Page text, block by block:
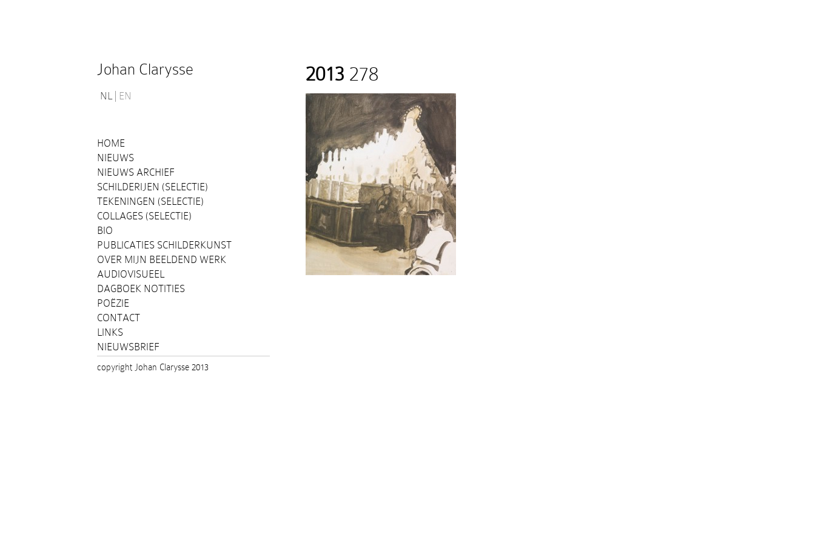
Johan Clarysse
NL EN
HOME
NIEUWS
NIEUWS ARCHIEF
SCHILDERIJEN (SELECTIE)
TEKENINGEN (SELECTIE)
COLLAGES (SELECTIE)
BIO
PUBLICATIES SCHILDERKUNST
OVER MIJN BEELDEND WERK
AUDIOVISUEEL
DAGBOEK NOTITIES
POËZIE
CONTACT
LINKS
NIEUWSBRIEF
2013 278
copyright Johan Clarysse 2013